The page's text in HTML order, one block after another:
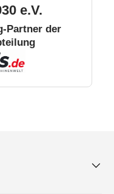
e.V.
Partner der